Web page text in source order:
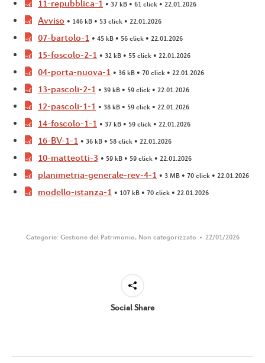
11-repubblica-1 • 37 kB • 61 click • 22.01.2026
Avviso • 146 kB • 53 click • 22.01.2026
07-bartolo-1 • 45 kB • 56 click • 22.01.2026
15-foscolo-2-1 • 32 kB • 55 click • 22.01.2026
04-porta-nuova-1 • 36 kB • 70 click • 22.01.2026
13-pascoli-2-1 • 39 kB • 59 click • 22.01.2026
12-pascoli-1-1 • 38 kB • 59 click • 22.01.2026
14-foscolo-1-1 • 37 kB • 59 click • 22.01.2026
16-BV-1-1 • 36 kB • 58 click • 22.01.2026
10-matteotti-3 • 59 kB • 59 click • 22.01.2026
planimetria-generale-rev-4-1 • 3 MB • 70 click • 22.01.2026
modello-istanza-1 • 107 kB • 70 click • 22.01.2026
Categorie: Gestione del Patrimonio, Non categorizzato 22/01/2026
Social Share